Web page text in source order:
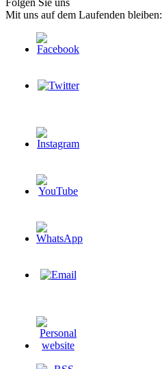
Folgen Sie uns
Mit uns auf dem Laufenden bleiben: